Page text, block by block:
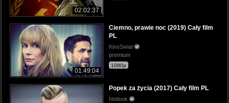
02:02:37
01:49:04
Ciemno, prawie noc (2019) Cały film
PL
KinoSwiat
premium
1080p
Popek za życia (2017) Cały film PL
Netlook